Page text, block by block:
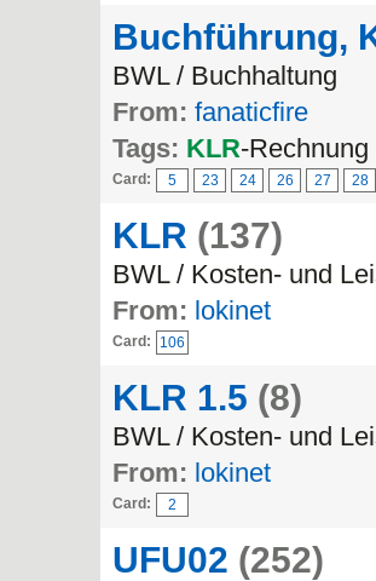
Buchführung,
BWL / Buchhaltung
From: fanaticfire
Tags: KLR-Rechnung
Card: 5 23 24 26 27 28
KLR (137)
BWL / Kosten- und
From: lokinet
Card: 106
KLR 1.5 (8)
BWL / Kosten- und
From: lokinet
Card: 2
UFU02 (252)